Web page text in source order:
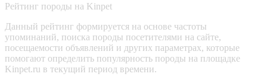
Рейтинг породы на Kinpet
Данный рейтинг формируется на основе частоты
упоминаний, поиска породы посетителями на сайте,
посещаемости объявлений и других параметрах, которые
помогают определить популярность породы на площадке
Kinpet.ru в текущий период времени.